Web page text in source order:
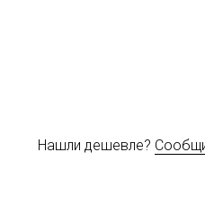
Нашли дешевле?